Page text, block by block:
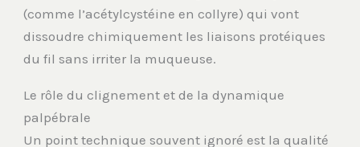
(comme l’acétylcystéine en collyre) qui vont
dissoudre chimiquement les liaisons protéiques
du fil sans irriter la muqueuse.
Le rôle du clignement et de la dynamique
palpébrale
Un point technique souvent ignoré est la qualité